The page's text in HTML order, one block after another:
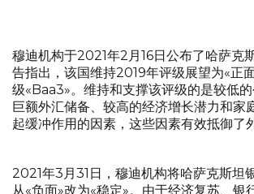
穆迪机构于2021年2月16日公布了哈萨克
告指出，该国维持2019年评级展望为«正
级«Baa3»。维持和支撑该评级的是较低的
巨额外汇储备、较高的经济增长潜力和家
起缓冲作用的因素，这些因素有效抵御了
2021年3月31日，穆迪机构将哈萨克斯坦
从«负面»改为«稳定»。由于经济复苏、银